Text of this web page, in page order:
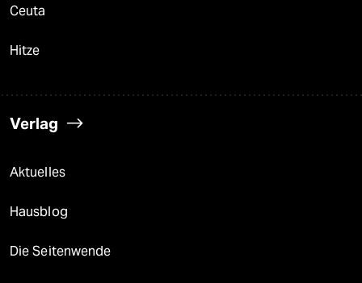
Ceuta
Hitze
Verlag
Aktuelles
Hausblog
Die Seitenwende